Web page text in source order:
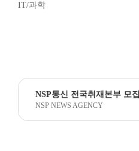
IT/과학
NSP통신 전국취재본부 모집
NSP NEWS AGENCY